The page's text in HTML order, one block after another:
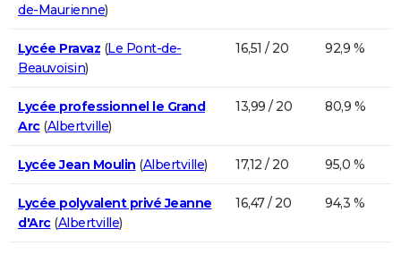
de-Maurienne)
Lycée Pravaz (Le Pont-de-
Beauvoisin)
16,51 / 20 92,9 %
Lycée professionnel le Grand
Arc(Albertville)
13,99 / 20 80,9 %
Lycée Jean Moulin (Albertville) 17,12 / 20 95,0 %
Lycée polyvalent privé Jeanne
d'Arc(Albertville)
16,47 / 20 94,3 %